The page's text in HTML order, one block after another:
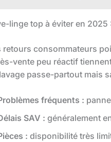
linge top à éviter en
retours consommateurs
vente peu réactif
passe-partout mais
fréquents :
SAV : généralement
: disponibilité très